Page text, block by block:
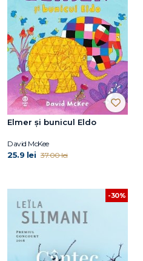
Elmer și bunicul Eldo
David McKee
25.9 lei 37.00 lei
-30%